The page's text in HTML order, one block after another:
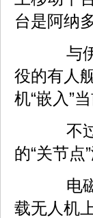
台是阿纳
与伊
役的有人
机“嵌入”
不过
的“关节点
电磁
载无人机